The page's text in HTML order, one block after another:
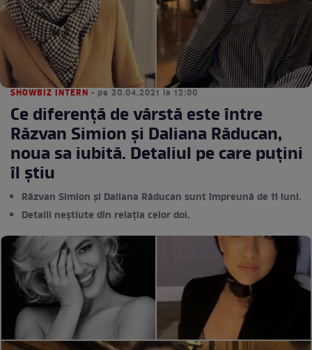
SHOWBIZ INTERN • pe 20.04.2021 la 12:00
Ce diferență de vârstă este între
Răzvan Simion și Daliana Răducan,
noua sa iubită. Detaliul pe care puțini
îl știu
Răzvan Simion și Daliana Răducan sunt împreună de 11 luni.
Detalii neștiute din relația celor doi.